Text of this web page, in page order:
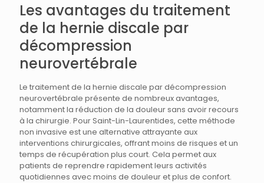
Les avantages du traitement
de la hernie discale par
décompression
neurovertébrale
Le traitement de la hernie discale par décompression
neurovertébrale présente de nombreux avantages,
notamment la réduction de la douleur sans avoir recours
à la chirurgie. Pour Saint-Lin-Laurentides, cette méthode
non invasive est une alternative attrayante aux
interventions chirurgicales, offrant moins de risques et un
temps de récupération plus court. Cela permet aux
patients de reprendre rapidement leurs activités
quotidiennes avec moins de douleur et plus de confort.